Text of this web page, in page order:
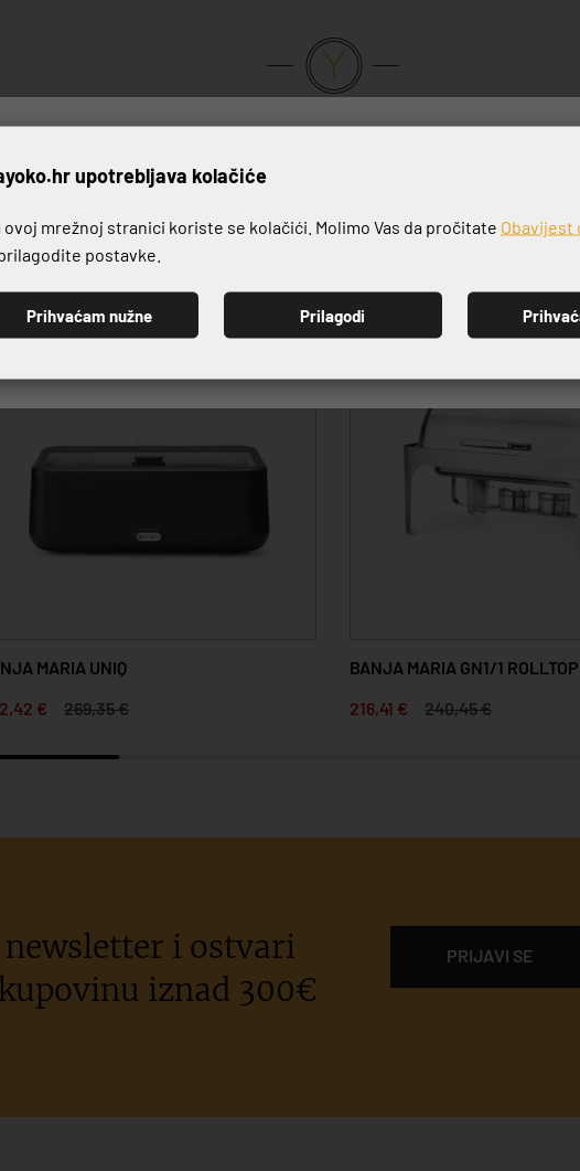
VRHUNSKA KVALITETA PROIZVODA
MARIA UNIQ
€
269,35 €
BANJA MARIA GN1/1 ROLLTOP
216,41 €
240,45 €
i ostvari
iznad 300€
PRIJAVI SE
Prijavite se na naš
PRIJAVI SE
upotrebljava kolačiće
ovoj mrežnoj stranici koriste se kolačići. Molimo Vas da pročitate Obavijest
postavke.
Prihvaćam nužne Prilagodi